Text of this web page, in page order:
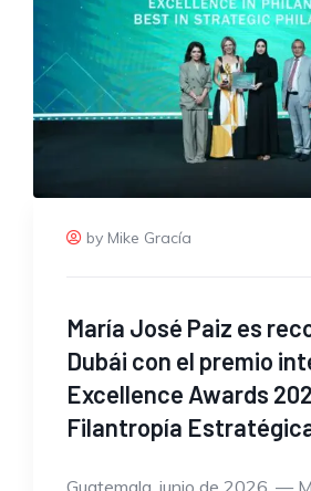
by Mike Gracía
María José Paiz es
Dubái con el premio
Excellence Awards
Filantropía
Guatemala, junio de 2026. —